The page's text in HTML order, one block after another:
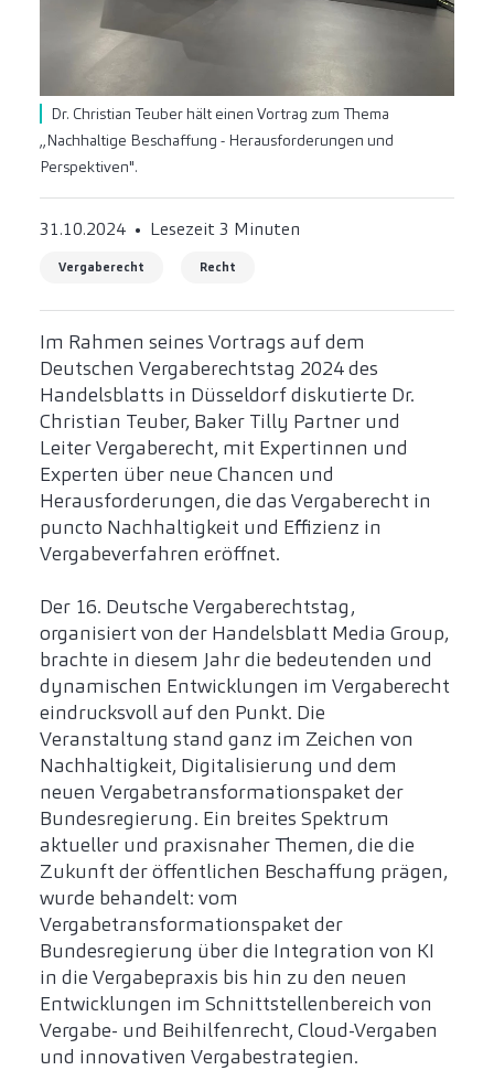
Dr. Christian Teuber hält einen Vortrag zum Thema
,,Nachhaltige Beschaffung - Herausforderungen und
Perspektiven".
31.10.2024 Lesezeit 3 Minuten
Vergaberecht Recht
Im Rahmen seines Vortrags auf dem
Deutschen Vergaberechtstag 2024 des
Handelsblatts in Düsseldorf diskutierte Dr.
Christian Teuber, Baker Tilly Partner und
Leiter Vergaberecht, mit Expertinnen und
Experten über neue Chancen und
Herausforderungen, die das Vergaberecht in
puncto Nachhaltigkeit und Effizienz in
Vergabeverfahren eröffnet.
Der 16. Deutsche Vergaberechtstag,
organisiert von der Handelsblatt Media Group,
brachte in diesem Jahr die bedeutenden und
dynamischen Entwicklungen im Vergaberecht
eindrucksvoll auf den Punkt. Die
Veranstaltung stand ganz im Zeichen von
Nachhaltigkeit, Digitalisierung und dem
neuen Vergabetransformationspaket der
Bundesregierung. Ein breites Spektrum
aktueller und praxisnaher Themen, die die
Zukunft der öffentlichen Beschaffung prägen,
wurde behandelt: vom
Vergabetransformationspaket der
Bundesregierung über die Integration von KI
in die Vergabepraxis bis hin zu den neuen
Entwicklungen im Schnittstellenbereich von
Vergabe- und Beihilfenrecht, Cloud-Vergaben
und innovativen Vergabestrategien.